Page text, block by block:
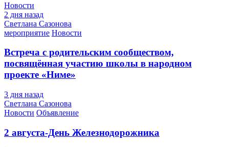
Новости
2 дня назад
Светлана Сазонова
мероприятие Новости
Встреча с родительским сообществом,
посвящённая участию школы в народном
проекте «Ниме»
3 дня назад
Светлана Сазонова
Новости Объявление
2 августа-День Железнодорожника